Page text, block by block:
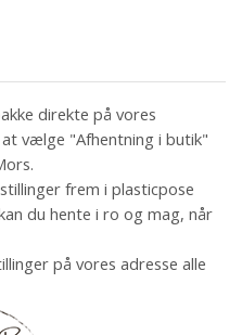
direkte på vores
vælge "Afhentning i butik"
frem i plasticpose
du hente i ro og mag, når
på vores adresse alle